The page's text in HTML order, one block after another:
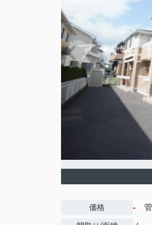
価格 - 管